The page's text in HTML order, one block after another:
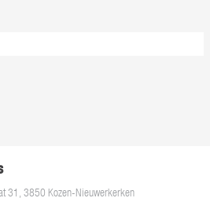
31, 3850 Kozen-Nieuwerkerken